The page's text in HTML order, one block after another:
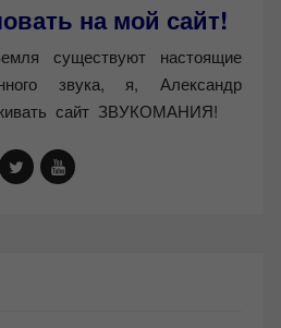
на мой сайт!
существуют настоящие
звука, я, Александр
сайт ЗВУКОМАНИЯ!